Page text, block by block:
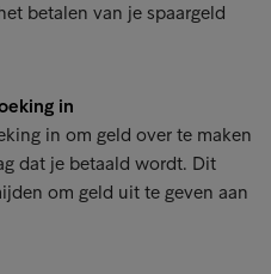
betalen van je spaargeld
in
in om geld over te maken
dat je betaald wordt. Dit
om geld uit te geven aan